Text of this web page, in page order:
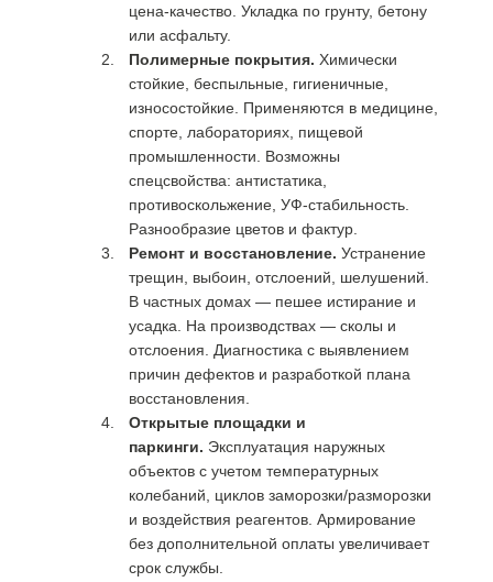
цена-качество. Укладка по грунту, бетону
или асфальту.
Полимерные покрытия. Химически
стойкие, беспыльные, гигиеничные,
износостойкие. Применяются в медицине,
спорте, лабораториях, пищевой
промышленности. Возможны
спецсвойства: антистатика,
противоскольжение, УФ-стабильность.
Разнообразие цветов и фактур.
Ремонт и восстановление. Устранение
трещин, выбоин, отслоений, шелушений.
В частных домах — пешее истирание и
усадка. На производствах — сколы и
отслоения. Диагностика с выявлением
причин дефектов и разработкой плана
восстановления.
Открытые площадки и
паркинги. Эксплуатация наружных
объектов с учетом температурных
колебаний, циклов заморозки/разморозки
и воздействия реагентов. Армирование
без дополнительной оплаты увеличивает
срок службы.